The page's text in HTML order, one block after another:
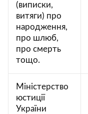
(виписки,
витяги) про
народження,
про шлюб,
про смерть
тощо.
Міністерство
юстиції
України